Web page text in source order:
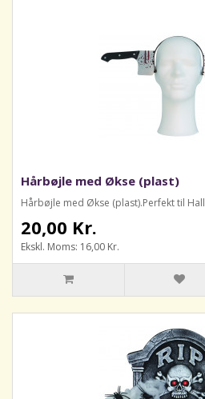
Hårbøjle med Økse (plast)
Hårbøjle med Økse (plast).Perfekt til
20,00 Kr.
Ekskl. Moms: 16,00 Kr.